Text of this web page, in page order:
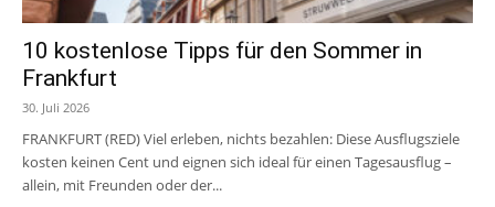
10 kostenlose Tipps für den Sommer in
Frankfurt
30. Juli 2026
FRANKFURT (RED) Viel erleben, nichts bezahlen: Diese Ausflugsziele
kosten keinen Cent und eignen sich ideal für einen Tagesausflug –
allein, mit Freunden oder der...